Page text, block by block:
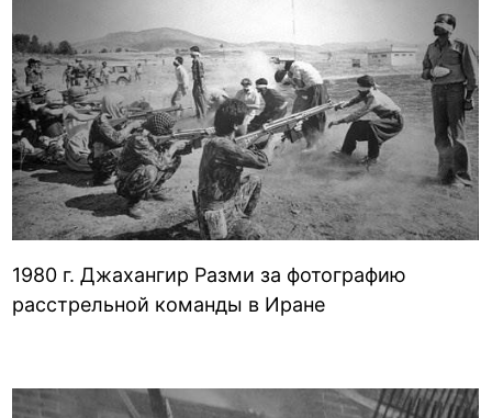
1980 г. Джахангир Разми за фотографию
расстрельной команды в Иране